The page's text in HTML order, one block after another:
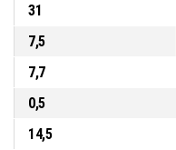
31
7,5
7,7
0,5
14,5